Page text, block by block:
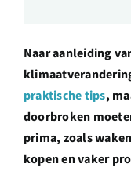
Shop
English
Naar aanleiding
praktische tips,
doorbroken
prima, zoals
kopen en vaker